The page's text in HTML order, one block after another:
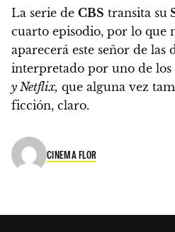
La serie de CBS transita su
cuarto episodio, por lo que
aparecerá este señor de las
interpretado por uno de
y Netflix, que alguna vez
ficción, claro.
CINEMA FLOR